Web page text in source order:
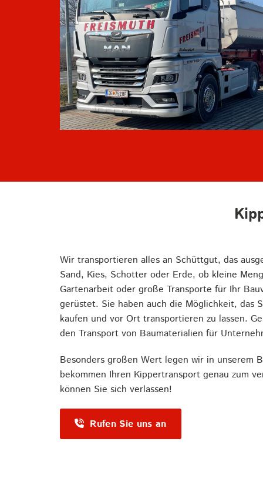
Wir transportieren alles an Schüttgut, das
Sand, Kies, Schotter oder Erde, ob kleine
Gartenarbeit oder große Transporte für Ihr
gerüstet. Sie haben auch die Möglichkeit, das
kaufen und vor Ort transportieren zu lassen.
den Transport von Baumaterialien für
Besonders großen Wert legen wir in unserem
bekommen Ihren Kippertransport genau zum
können Sie sich verlassen!
Rufen Sie uns an